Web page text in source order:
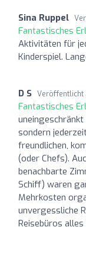
Sina Ruppel
Fantastisches
Aktivitäten für
Kinderspiel.
D S Veröffentlicht
Fantastisches
sondern
freundlichen,
(oder Chefs).
benachbarte
Schiff) waren
Mehrkosten
unvergessliche
Reisebüros